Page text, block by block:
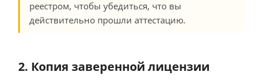
реестром, чтобы убедиться, что вы
действительно прошли аттестацию.
2. Копия заверенной лицензии